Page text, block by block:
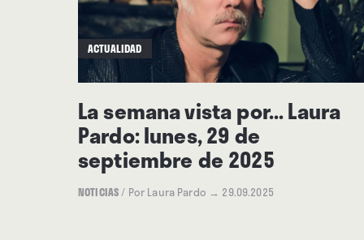
ACTUALIDAD
La semana vista por... Laura
Pardo: lunes, 29 de
septiembre de 2025
NOTICIAS/ Por Laura Pardo → 29.09.2025